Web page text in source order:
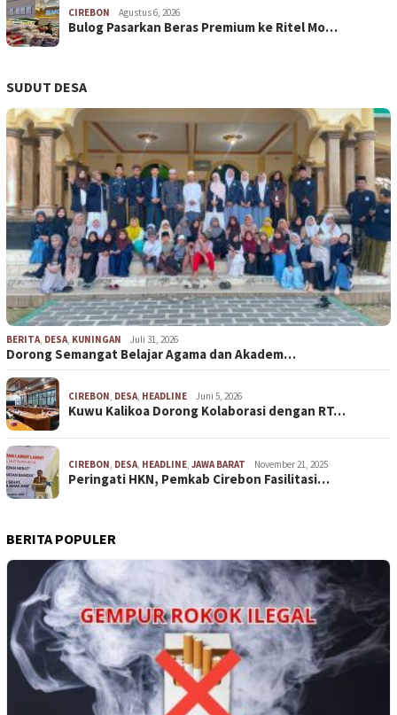
CIREBON Agustus 6, 2026
Bulog Pasarkan Beras Premium ke Ritel Mo…
SUDUT DESA
BERITA, DESA, KUNINGAN Juli 31, 2026
Dorong Semangat Belajar Agama dan Akadem…
CIREBON, DESA, HEADLINE Juni 5, 2026
Kuwu Kalikoa Dorong Kolaborasi dengan RT…
CIREBON, DESA, HEADLINE, JAWA BARAT November 21, 2025
Peringati HKN, Pemkab Cirebon Fasilitasi…
BERITA POPULER